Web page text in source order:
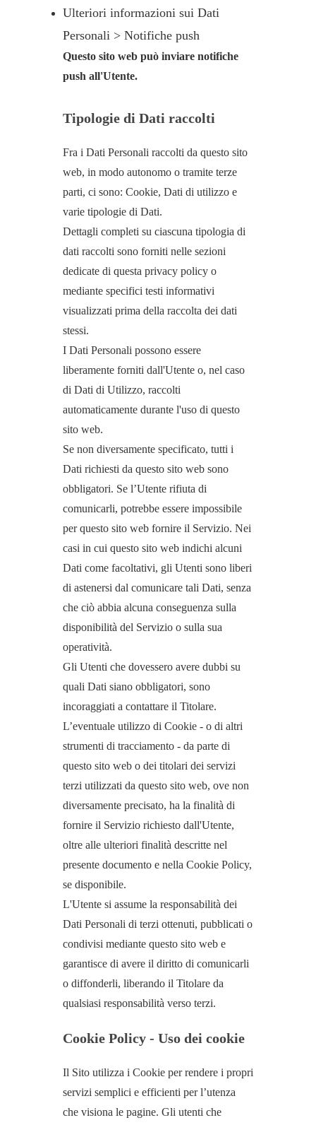
Ulteriori informazioni sui Dati
Personali > Notifiche push
Questo sito web può inviare notifiche
push all'Utente.
Tipologie di Dati raccolti
Fra i Dati Personali raccolti da questo sito
web, in modo autonomo o tramite terze
parti, ci sono: Cookie, Dati di utilizzo e
varie tipologie di Dati.
Dettagli completi su ciascuna tipologia di
dati raccolti sono forniti nelle sezioni
dedicate di questa privacy policy o
mediante specifici testi informativi
visualizzati prima della raccolta dei dati
stessi.
I Dati Personali possono essere
liberamente forniti dall'Utente o, nel caso
di Dati di Utilizzo, raccolti
automaticamente durante l'uso di questo
sito web.
Se non diversamente specificato, tutti i
Dati richiesti da questo sito web sono
obbligatori. Se l’Utente rifiuta di
comunicarli, potrebbe essere impossibile
per questo sito web fornire il Servizio. Nei
casi in cui questo sito web indichi alcuni
Dati come facoltativi, gli Utenti sono liberi
di astenersi dal comunicare tali Dati, senza
che ciò abbia alcuna conseguenza sulla
disponibilità del Servizio o sulla sua
operatività.
Gli Utenti che dovessero avere dubbi su
quali Dati siano obbligatori, sono
incoraggiati a contattare il Titolare.
L’eventuale utilizzo di Cookie - o di altri
strumenti di tracciamento - da parte di
questo sito web o dei titolari dei servizi
terzi utilizzati da questo sito web, ove non
diversamente precisato, ha la finalità di
fornire il Servizio richiesto dall'Utente,
oltre alle ulteriori finalità descritte nel
presente documento e nella Cookie Policy,
se disponibile.
L'Utente si assume la responsabilità dei
Dati Personali di terzi ottenuti, pubblicati o
condivisi mediante questo sito web e
garantisce di avere il diritto di comunicarli
o diffonderli, liberando il Titolare da
qualsiasi responsabilità verso terzi.
Cookie Policy - Uso dei cookie
Il Sito utilizza i Cookie per rendere i propri
servizi semplici e efficienti per l’utenza
che visiona le pagine. Gli utenti che